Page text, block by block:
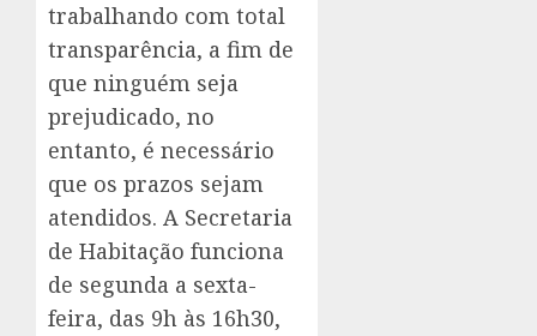
trabalhando com total
transparência, a fim de
que ninguém seja
prejudicado, no
entanto, é necessário
que os prazos sejam
atendidos. A Secretaria
de Habitação funciona
de segunda a sexta-
feira, das 9h às 16h30,